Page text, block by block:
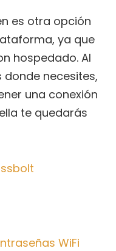
es otra opción
ya que
hospedado. Al
donde necesites,
una conexión
te quedarás
WiFi